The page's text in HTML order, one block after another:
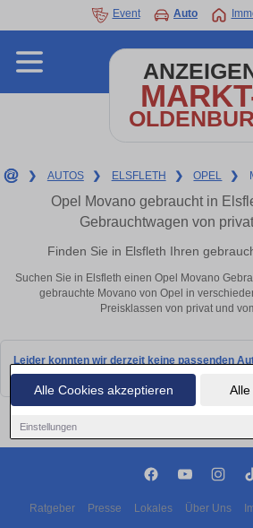
Alle Cookies akzeptieren
Einstellungen
Event Auto
❯ AUTOS ❯ ELSFLETH ❯ OPEL ❯
Opel Movano gebraucht in
Gebrauchtwagen von
Finden Sie in Elsfleth Ihren
Suchen Sie in Elsfleth einen Opel Movano
gebrauchte Movano von Opel in
Preisklassen von privat und
Leider konnten wir derzeit keine passenden
bald wieder vorbei!
Ratgeber Presse Lokales Über Uns